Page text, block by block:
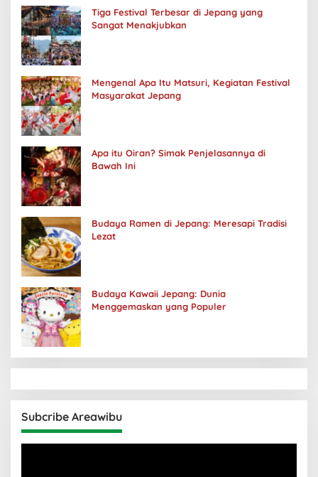
Tiga Festival Terbesar di Jepang yang
Sangat Menakjubkan
Mengenal Apa Itu Matsuri, Kegiatan Festival
Masyarakat Jepang
Apa itu Oiran? Simak Penjelasannya di
Bawah Ini
Budaya Ramen di Jepang: Meresapi Tradisi
Lezat
Budaya Kawaii Jepang: Dunia
Menggemaskan yang Populer
Subcribe Areawibu